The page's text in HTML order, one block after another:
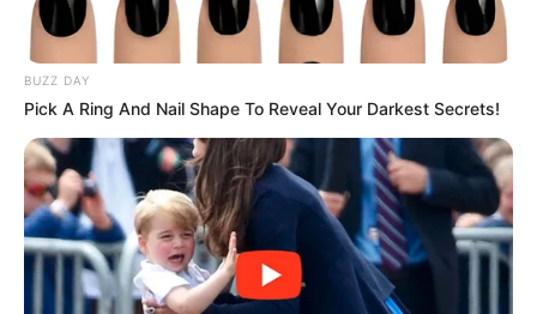
BUZZ DAY
Pick A Ring And Nail Shape To Reveal Your Darkest Secrets!